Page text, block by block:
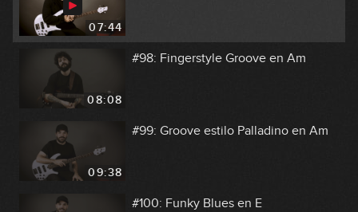
07:44
08:08
#98: Fingerstyle Groove en Am
09:38
#99: Groove estilo Palladino en Am
#100: Funky Blues en E